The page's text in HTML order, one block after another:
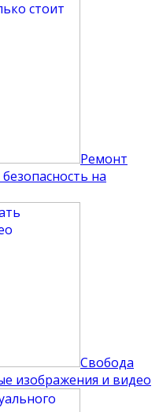
Ремонт
на
Свобода
изображения и видео